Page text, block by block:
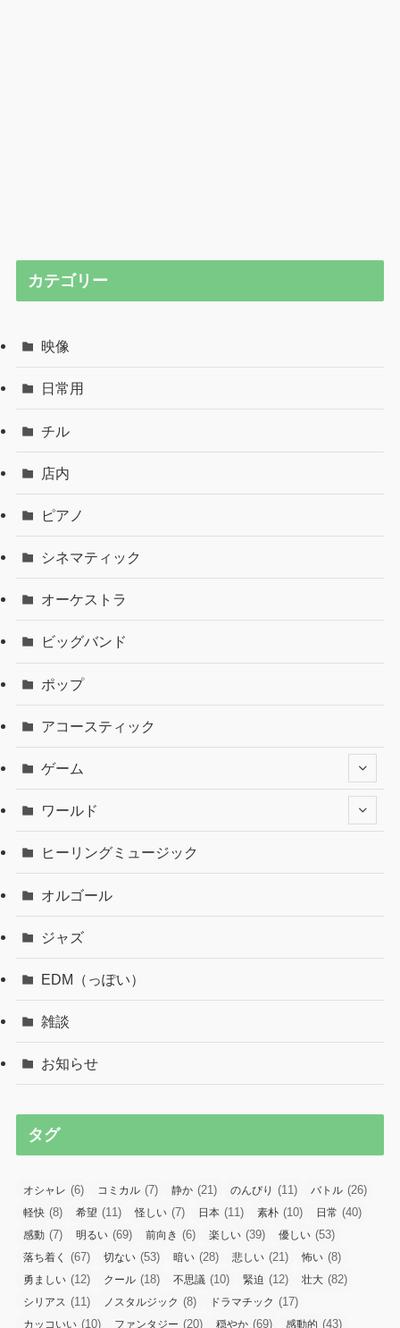
カテゴリー
映像
日常用
チル
店内
ピアノ
シネマティック
オーケストラ
ビッグバンド
ポップ
アコースティック
ゲーム
ワールド
ヒーリングミュージック
オルゴール
ジャズ
EDM（っぽい）
雑談
お知らせ
タグ
オシャレ (6) コミカル (7) 静か (21) のんびり (11) バトル (26)
軽快 (8) 希望 (11) 怪しい (7) 日本 (11) 素朴 (10) 日常 (40)
感動 (7) 明るい (69) 前向き (6) 楽しい (39) 優しい (53)
落ち着く (67) 切ない (53) 暗い (28) 悲しい (21) 怖い (8)
勇ましい (12) クール (18) 不思議 (10) 緊迫 (12) 壮大 (82)
シリアス (11) ノスタルジック (8) ドラマチック (17)
カッコいい (10) ファンタジー (20) 穏やか (69) 感動的 (43)